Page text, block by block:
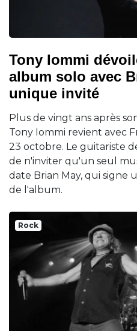
Tony Iommi
album solo avec
unique invité
Plus de vingt ans après
Tony Iommi revient avec
23 octobre. Le guitariste
de n'inviter qu'un seul
date Brian May, qui signe
de l'album.
Rock